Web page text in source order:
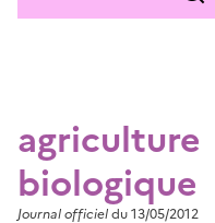
agriculture
biologique
Journal officieldu 13/05/2012